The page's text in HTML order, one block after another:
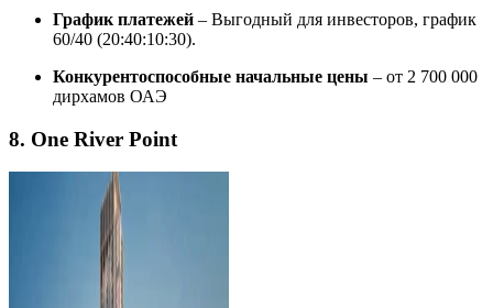
График платежей – Выгодный для инвесторов, график
60/40 (20:40:10:30).
Конкурентоспособные начальные цены – от 2 700 000
дирхамов ОАЭ
8. One River Point